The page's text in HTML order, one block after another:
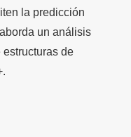
la predicción
un análisis
de